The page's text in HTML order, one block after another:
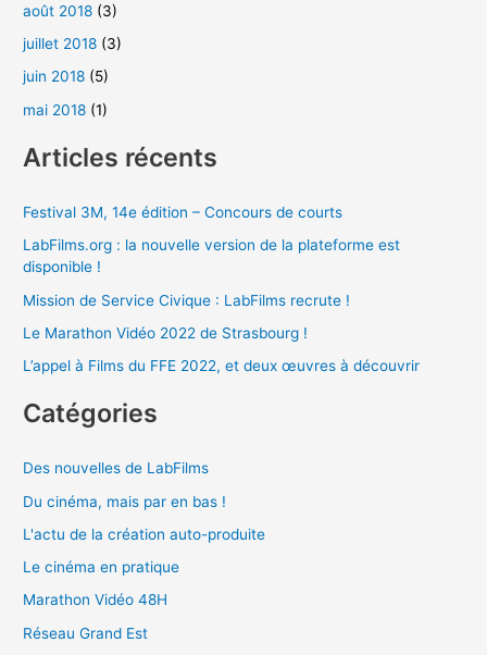
août 2018 (3)
juillet 2018 (3)
juin 2018 (5)
mai 2018 (1)
Articles récents
Festival 3M, 14e édition – Concours de courts
LabFilms.org : la nouvelle version de la plateforme est
disponible !
Mission de Service Civique : LabFilms recrute !
Le Marathon Vidéo 2022 de Strasbourg !
L’appel à Films du FFE 2022, et deux œuvres à découvrir
Catégories
Des nouvelles de LabFilms
Du cinéma, mais par en bas !
L'actu de la création auto-produite
Le cinéma en pratique
Marathon Vidéo 48H
Réseau Grand Est